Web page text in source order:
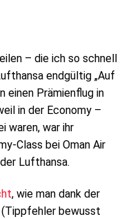
– die ich so schnell
endgültig „Auf
einen Prämienflug in
in der Economy –
waren, war ihr
Class bei Oman Air
Lufthansa.
, wie man dank der
(Tippfehler bewusst